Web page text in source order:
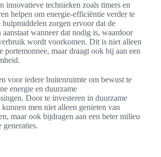
innovatieve technieken zoals timers en
helpen om energie-efficiëntie verder te
hulpmiddelen zorgen ervoor dat de
wanneer dat nodig is, waardoor
wordt voorkomen. Dit is niet alleen
portemonnee, maar draagt ook bij aan een
voor iedere buitenruimte om bewust te
energie en duurzame
Door te investeren in duurzame
men niet alleen genieten van
maar ook bijdragen aan een beter milieu